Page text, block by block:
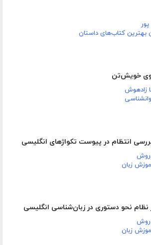
بهترین کتاب‌های داستان
خویش‌تن
زادهوش
انتظام در پیوست تکواژهای انگلیسی
زبان
نظام نحو دستوری در زبان‌شناسی انگلیسی
زبان